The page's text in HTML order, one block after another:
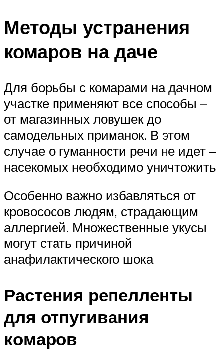
Методы устранения
комаров на даче
Для борьбы с комарами на дачном
участке применяют все способы –
от магазинных ловушек до
самодельных приманок. В этом
случае о гуманности речи не идет –
насекомых необходимо уничтожить
Особенно важно избавляться от
кровососов людям, страдающим
аллергией. Множественные укусы
могут стать причиной
анафилактического шока
Растения репелленты
для отпугивания
комаров